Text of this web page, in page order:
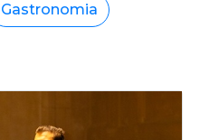
Gastronomia